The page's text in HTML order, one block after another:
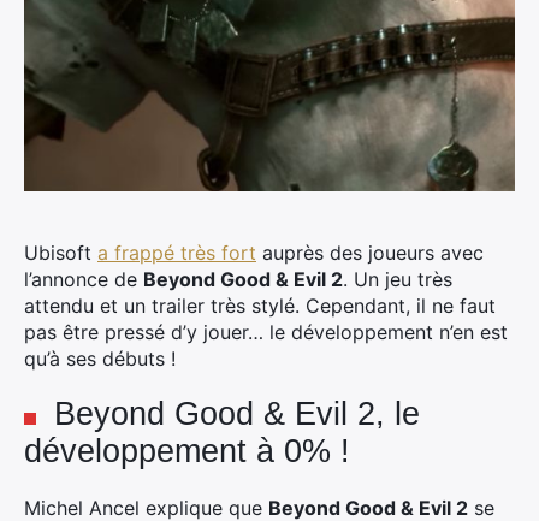
Ubisoft a frappé très fort auprès des joueurs avec
l’annonce de Beyond Good & Evil 2. Un jeu très
attendu et un trailer très stylé. Cependant, il ne faut
pas être pressé d’y jouer… le développement n’en est
qu’à ses débuts !
Beyond Good & Evil 2, le
développement à 0% !
Michel Ancel explique que Beyond Good & Evil 2 se